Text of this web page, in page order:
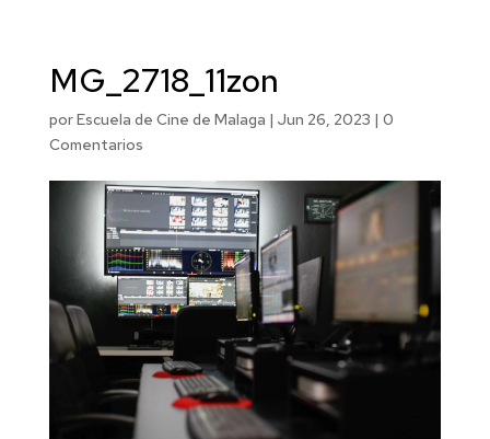
MG_2718_11zon
porEscuela de Cine de Malaga | Jun 26, 2023 | 0
Comentarios